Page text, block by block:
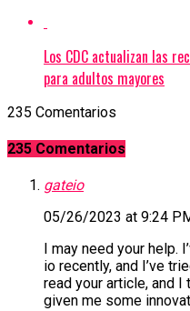
Los CDC actualizan las
para adultos mayores
235 Comentarios
235 Comentarios
gateio
05/26/2023 at 9:24
I may need your help.
io recently, and I’ve
read your article, and
given me some